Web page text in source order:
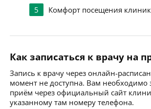
5
Комфорт посещения
Как записаться к врачу на
Запись к врачу через онлайн-
момент не доступна. Вам необходимо
приём через официальный сайт
указанному там номеру телефона.